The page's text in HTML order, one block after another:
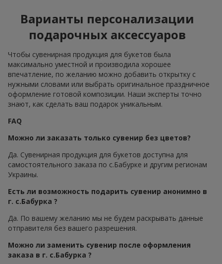
Варианты персонализации
подарочных аксессуаров
Чтобы сувенирная продукция для букетов была
максимально уместной и производила хорошее
впечатление, по желанию можно добавить открытку с
нужными словами или выбрать оригинальное праздничное
оформление готовой композиции. Наши эксперты точно
знают, как сделать ваш подарок уникальным.
FAQ
Можно ли заказать только сувенир без цветов?
Да. Сувенирная продукция для букетов доступна для
самостоятельного заказа по с.Бабурке и другим регионам
Украины.
Есть ли возможность подарить сувенир анонимно в
г. с.Бабурка ?
Да. По вашему желанию мы не будем раскрывать данные
отправителя без вашего разрешения.
Можно ли заменить сувенир после оформления
заказа в г. с.Бабурка ?